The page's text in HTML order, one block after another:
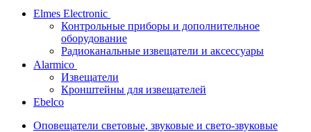
Elmes Electronic
Контрольные приборы и дополнительное
оборудование
Радиоканальные извещатели и аксессуары
Alarmico
Извещатели
Кронштейны для извещателей
Ebelco
Оповещатели световые, звуковые и свето-звуковые